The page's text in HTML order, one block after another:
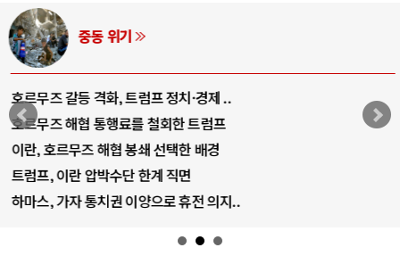
중동 위기
호르무즈 갈등 격화, 트럼프 정치·경제 ..
호르무즈 해협 통행료를 철회한 트럼프
이란, 호르무즈 해협 봉쇄 선택한 배경
트럼프, 이란 압박수단 한계 직면
하마스, 가자 통치권 이양으로 휴전 의지..